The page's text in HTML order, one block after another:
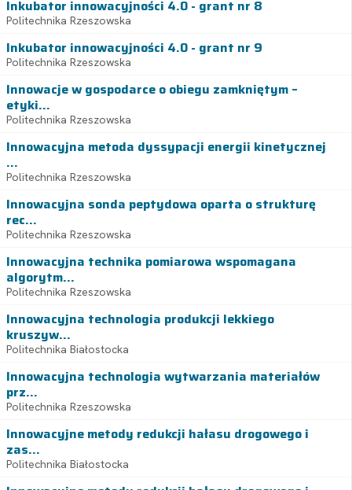
Inkubator innowacyjności 4.0 - grant nr 8
Politechnika Rzeszowska
Inkubator innowacyjności 4.0 - grant nr 9
Politechnika Rzeszowska
Innowacje w gospodarce o obiegu zamkniętym –
etyki...
Politechnika Rzeszowska
Innowacyjna metoda dyssypacji energii kinetycznej
...
Politechnika Rzeszowska
Innowacyjna sonda peptydowa oparta o strukturę
rec...
Politechnika Rzeszowska
Innowacyjna technika pomiarowa wspomagana
algorytm...
Politechnika Rzeszowska
Innowacyjna technologia produkcji lekkiego
kruszyw...
Politechnika Białostocka
Innowacyjna technologia wytwarzania materiałów
prz...
Politechnika Rzeszowska
Innowacyjne metody redukcji hałasu drogowego i
zas...
Politechnika Białostocka